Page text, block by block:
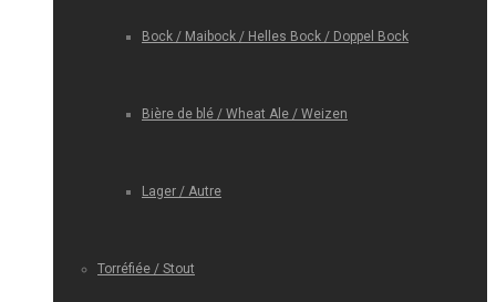
Bock / Maibock / Helles Bock / Doppel Bock
Bière de blé / Wheat Ale / Weizen
Lager / Autre
Torréfiée / Stout